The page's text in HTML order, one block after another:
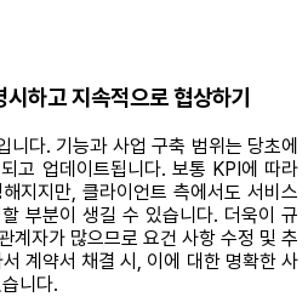
하고 지속적으로 협상하기
니다. 기능과 사업 구축 범위는 당초에
고 업데이트됩니다. 보통 KPI에 따라
지지만, 클라이언트 측에서도 서비스
부분이 생길 수 있습니다. 더욱이 규
계자가 많으므로 요건 사항 수정 및 추
계약서 채결 시, 이에 대한 명확한 사
니다.